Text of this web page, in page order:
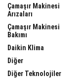
Çamaşır Makinesi
Arızaları
Çamaşır Makinesi
Bakımı
Daikin Klima
Diğer
Diğer Teknolojiler